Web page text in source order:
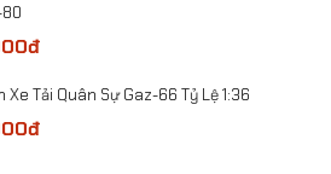
80
Xe Tải Quân Sự Gaz-66 Tỷ Lệ 1:36